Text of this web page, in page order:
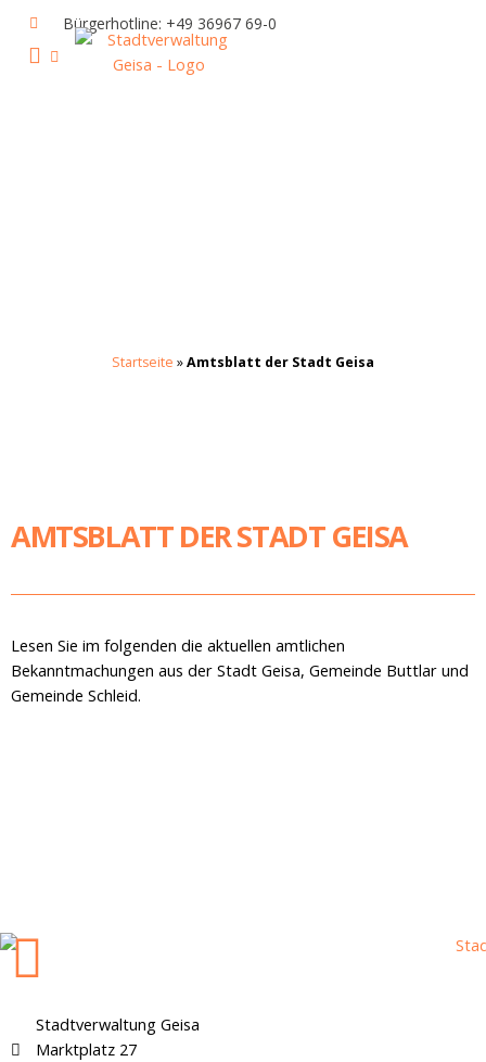
springen
Bürgerhotline: +49 36967 69-0
Startseite »Amtsblatt der Stadt Geisa
AMTSBLATT DER STADT GEISA
Lesen Sie im folgenden die aktuellen amtlichen
Bekanntmachungen aus der Stadt Geisa, Gemeinde Buttlar und
Gemeinde Schleid.
Stadtverwaltung Geisa
Marktplatz 27